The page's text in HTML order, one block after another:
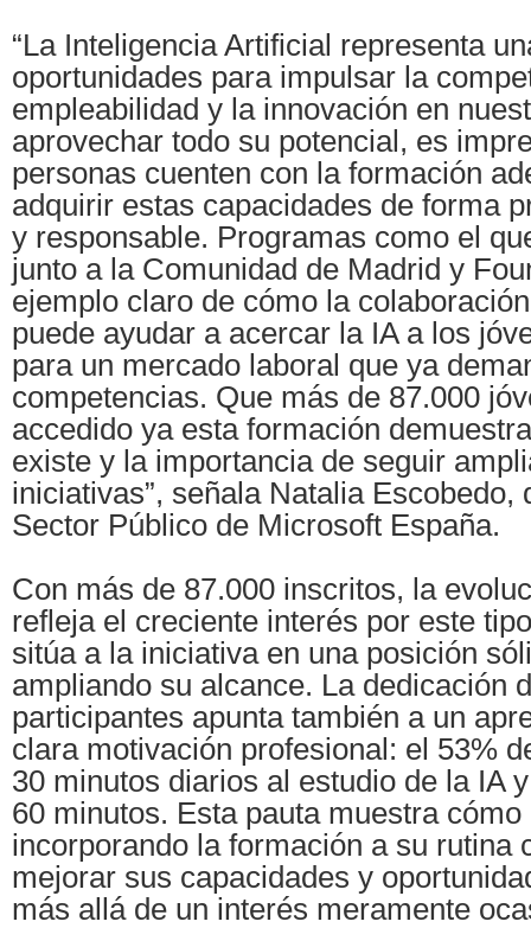
“La Inteligencia Artificial representa
oportunidades para impulsar la
empleabilidad y la innovación en
aprovechar todo su potencial, es
personas cuenten con la formación
adquirir estas capacidades de forma
y responsable. Programas como el
junto a la Comunidad de Madrid y
ejemplo claro de cómo la
puede ayudar a acercar la IA a los
para un mercado laboral que ya
competencias. Que más de 87.000
accedido ya esta formación
existe y la importancia de seguir
iniciativas”, señala Natalia Escobedo,
Sector Público de Microsoft España.
Con más de 87.000 inscritos, la
refleja el creciente interés por este
sitúa a la iniciativa en una posición
ampliando su alcance. La dedicación
participantes apunta también a un
clara motivación profesional: el 53%
30 minutos diarios al estudio de la IA
60 minutos. Esta pauta muestra
incorporando la formación a su rutina
mejorar sus capacidades y
más allá de un interés meramente